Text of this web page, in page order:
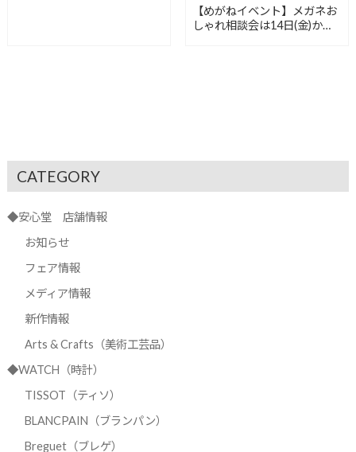
【めがねイベント】メガネお
しゃれ相談会は14日(金)か
CATEGORY
◆安心堂 店舗情報
お知らせ
フェア情報
メディア情報
新作情報
Arts & Crafts（美術工芸品）
◆WATCH（時計）
TISSOT（ティソ）
BLANCPAIN（ブランパン）
Breguet（ブレゲ）